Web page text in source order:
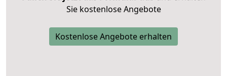
Sie kostenlose Angebote
Kostenlose Angebote erhalten